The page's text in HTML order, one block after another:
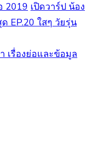
เปิดวาร์ป น้อง
EP.20 ใสๆ วัยรุ่น
เรื่องย่อและข้อมูล